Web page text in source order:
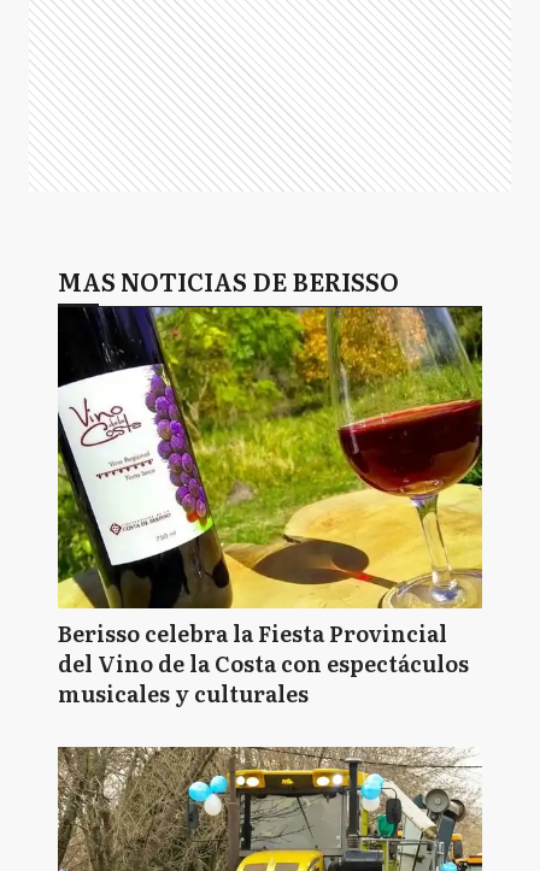
MAS NOTICIAS DE BERISSO
Berisso celebra la Fiesta Provincial
del Vino de la Costa con espectáculos
musicales y culturales